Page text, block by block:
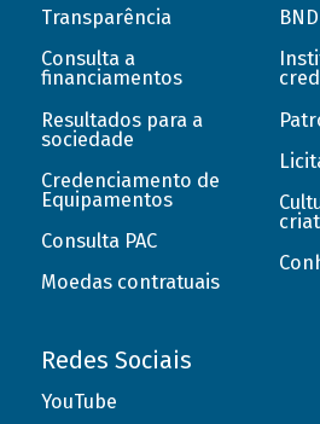
Transparência
Consulta a
financiamentos
Resultados para a
sociedade
Credenciamento de
Equipamentos
Consulta PAC
Moedas contratuais
Redes Sociais
YouTube